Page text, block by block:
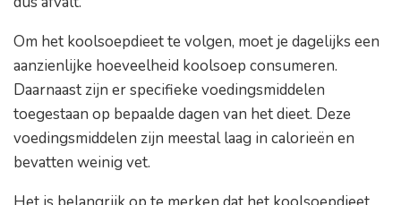
Om het koolsoepdieet te volgen, moet je dagelijks een
aanzienlijke hoeveelheid koolsoep consumeren.
Daarnaast zijn er specifieke voedingsmiddelen
toegestaan op bepaalde dagen van het dieet. Deze
voedingsmiddelen zijn meestal laag in calorieën en
bevatten weinig vet.